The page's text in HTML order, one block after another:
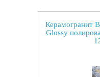
Керамогранит
Glossy